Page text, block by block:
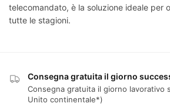
telecomandato, è la soluzione ideale per
tutte le stagioni.
Consegna gratuita il giorno
Consegna gratuita il giorno lavorativo
Unito continentale*)